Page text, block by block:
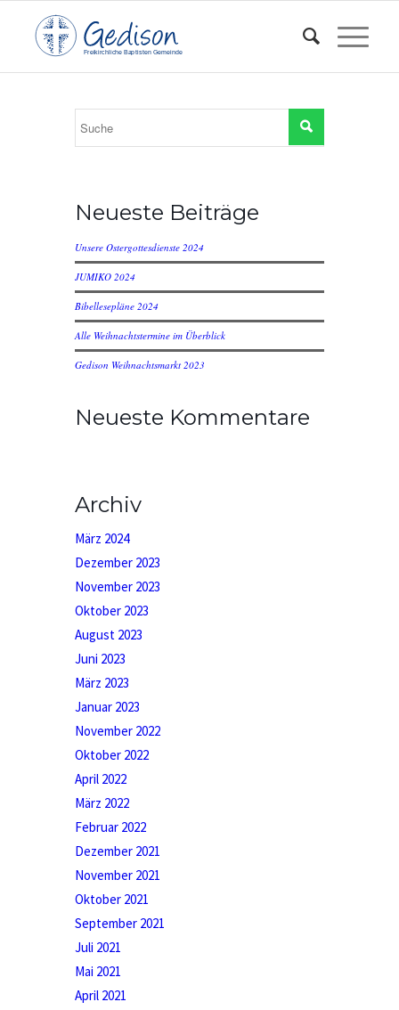
F reikirchlic heBa ptisten Gemeinde
Neueste Beiträge
Unsere Ostergottesdienste 2024
JUMIKO 2024
Bibellesepläne 2024
Alle Weihnachtstermine im Überblick
Gedison Weihnachtsmarkt 2023
Neueste Kommentare
Archiv
März 2024
Dezember 2023
November 2023
Oktober 2023
August 2023
Juni 2023
März 2023
Januar 2023
November 2022
Oktober 2022
April 2022
März 2022
Februar 2022
Dezember 2021
November 2021
Oktober 2021
September 2021
Juli 2021
Mai 2021
April 2021